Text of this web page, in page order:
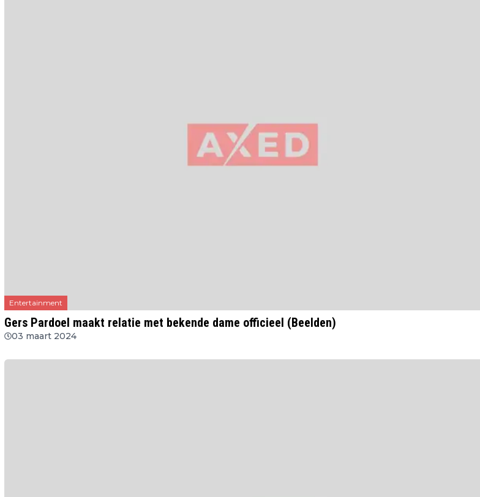
Entertainment
Gers Pardoel maakt relatie met bekende dame officieel (Beelden)
03 maart 2024